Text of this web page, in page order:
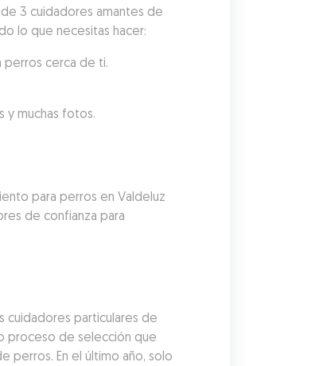
3 cuidadores amantes de
lo que necesitas hacer:
perros cerca de ti.
y muchas fotos.
para perros en Valdeluz
de confianza para
cuidadores particulares de
proceso de selección que
perros. En el último año, solo